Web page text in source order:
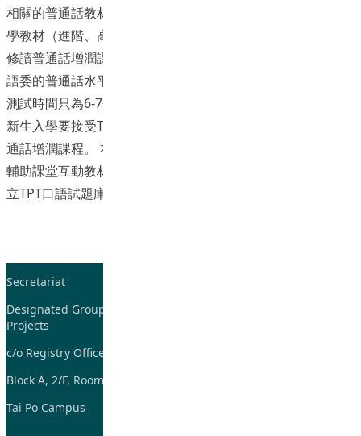
相關的普通話教材（初階、進階、高階），以及三套普通話自
學教材（進階、高階、教師基準）。2012-2013年度CLE所有
修讀普通話增潤課程的學生開始全面使用新教材。 TPT跟國家
語委的普通話水平測試(PSC)高度相關(highly correlated), 但
測試時間只為6-7分鐘, 為PSC的一半。2012年開始, 教育學院
新生入學要接受TPT 測試, 以決定是否可以豁免修讀CLE的普
通話增潤課程。 本計劃旨在發展新普通話課程（初階）網上
輔助課堂互動教材及自學教材網上版: 聆聽與拼音。並初步建
立TPT口語試題庫（3份TPT口語試卷）。
Secretariat
Designated Group on TDG and CoP
Projects
c/o Registry Office
Block A, 2/F, Room 07,
Tai Po Campus